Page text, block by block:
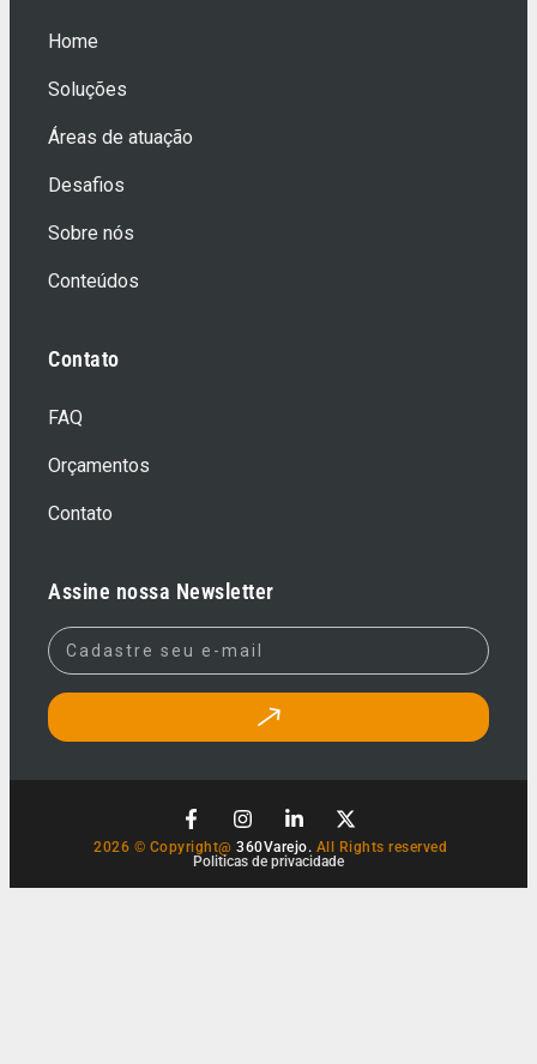
Home
Soluções
Áreas de atuação
Desafios
Sobre nós
Conteúdos
Contato
FAQ
Orçamentos
Contato
Assine nossa Newsletter
2026 © Copyright@360Varejo. All Rights reserved
Politicas de privacidade